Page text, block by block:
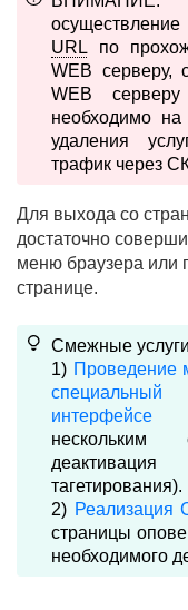
URL по
WEB серверу,
WEB
необходимо на
удаления
трафик через
Для выхода со
достаточно
меню браузера или
странице.
Смежные
1) Проведение
интерфейсе
нескольким
деактивация
тагетирования).
2) Реализация
страницы
необходимого